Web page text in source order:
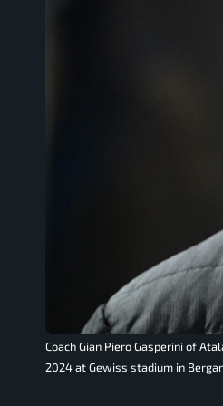
Coach Gian Piero Gasperini of
2024 at Gewiss stadium in